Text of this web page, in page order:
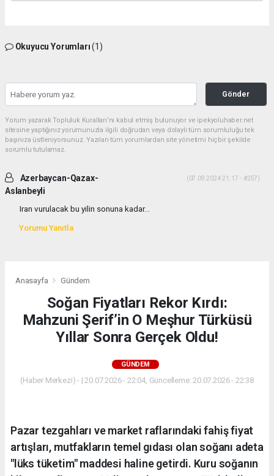
Okuyucu Yorumları(1)
Gönder
Yorum yazarak Topluluk Kuralları’nı kabul etmiş bulunuyor ve ipekyoluhaber.net
sitesine yaptığınız yorumunuzla ilgili doğrudan veya dolaylı tüm sorumluluğu tek
başınıza üstleniyorsunuz. Yazılan tüm yorumlardan site yönetimi hiçbir şekilde
sorumlu tutulamaz.
Azerbaycan-Qazax-
Aslanbeyli
(07.09.2024 21:17 - #257)
Iran vurulacak bu yilin sonuna kadar...
Yorumu Yanıtla
Anasayfa Gündem
Soğan Fiyatları Rekor Kırdı:
Mahzuni Şerif’in O Meşhur Türküsü
Yıllar Sonra Gerçek Oldu!
GÜNDEM
(Haber Merkezi) - | 20.07.2026 - 22:04, Güncelleme: 20.07.2026 - 22:38
Pazar tezgahları ve market raflarındaki fahiş fiyat
artışları, mutfakların temel gıdası olan soğanı adeta
"lüks tüketim" maddesi haline getirdi. Kuru soğanın